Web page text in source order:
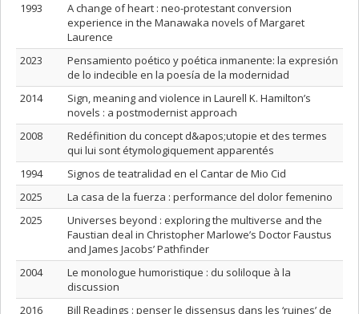
1993
A change of heart : neo-protestant conversion
experience in the Manawaka novels of Margaret
Laurence
2023
Pensamiento poético y poética inmanente: la expresión
de lo indecible en la poesía de la modernidad
2014
Sign, meaning and violence in Laurell K. Hamilton’s
novels : a postmodernist approach
2008
Redéfinition du concept d&apos;utopie et des termes
qui lui sont étymologiquement apparentés
1994
Signos de teatralidad en el Cantar de Mio Cid
2025
La casa de la fuerza : performance del dolor femenino
2025
Universes beyond : exploring the multiverse and the
Faustian deal in Christopher Marlowe’s Doctor Faustus
and James Jacobs’ Pathfinder
2004
Le monologue humoristique : du soliloque à la
discussion
2016
Bill Readings : penser le dissensus dans les ‘ruines’ de